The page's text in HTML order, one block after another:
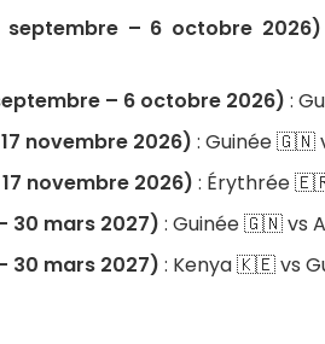
septembre – 6 octobre 2026)
– 6 octobre 2026) :
novembre 2026) : Guinée 🇬🇳
novembre 2026) : Érythrée
30 mars 2027) : Guinée 🇬🇳 vs
30 mars 2027) : Kenya 🇰🇪 vs